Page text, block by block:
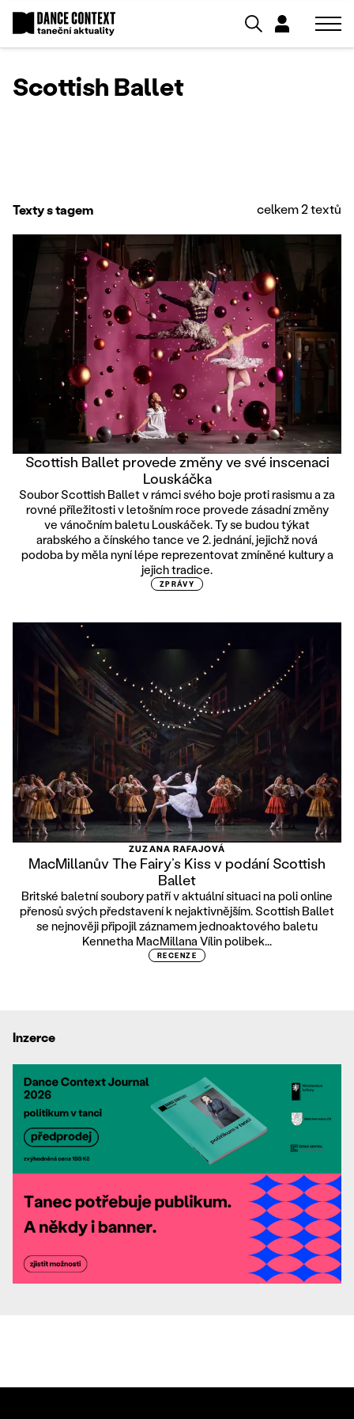
Scottish Ballet
Texty s tagem celkem 2 textů
Scottish Ballet provede změny ve své inscenaci
Louskáčka
Soubor Scottish Ballet v rámci svého boje proti rasismu a za
rovné příležitosti v letošním roce provede zásadní změny
ve vánočním baletu Louskáček. Ty se budou týkat
arabského a čínského tance ve 2. jednání, jejichž nová
podoba by měla nyní lépe reprezentovat zmíněné kultury a
jejich tradice.
ZPRÁVY
ZUZANA RAFAJOVÁ
MacMillanův The Fairy’s Kiss v podání Scottish
Ballet
Britské baletní soubory patří v aktuální situaci na poli online
přenosů svých představení k nejaktivnějším. Scottish Ballet
se nejnověji připojil záznamem jednoaktového baletu
Kennetha MacMillana Vílin polibek...
RECENZE
Inzerce